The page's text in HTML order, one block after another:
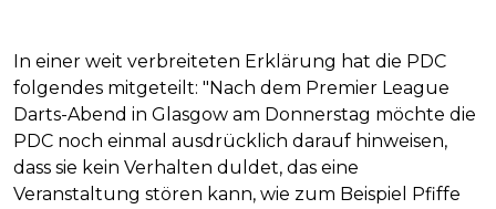
In einer weit verbreiteten Erklärung hat die PDC
folgendes mitgeteilt: "Nach dem Premier League
Darts-Abend in Glasgow am Donnerstag möchte die
PDC noch einmal ausdrücklich darauf hinweisen,
dass sie kein Verhalten duldet, das eine
Veranstaltung stören kann, wie zum Beispiel Pfiffe